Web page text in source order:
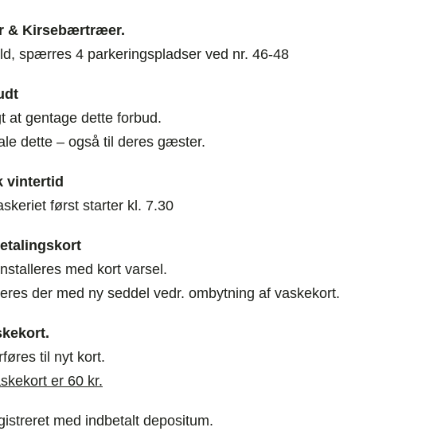
& Kirsebærtræer.
spærres 4 parkeringspladser ved nr. 46-48
at gentage dette forbud.
dette – også til deres gæster.
vintertid
først starter kl. 7.30
med kort varsel.
der med ny seddel vedr. ombytning af vaskekort.
til nyt kort.
er 60 kr.
med indbetalt depositum.